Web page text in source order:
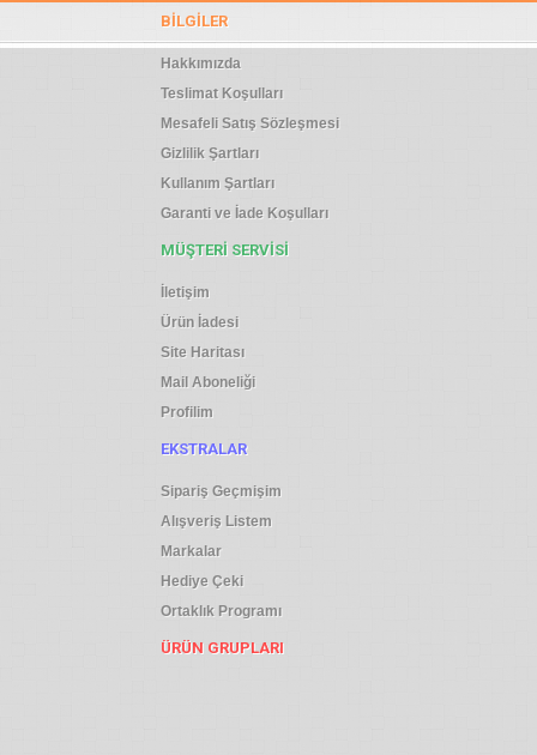
BILGILER
Hakkımızda
Teslimat Koşulları
Mesafeli Satış Sözleşmesi
Gizlilik Şartları
Kullanım Şartları
Garanti ve İade Koşulları
MÜŞTERI SERVISI
İletişim
Ürün İadesi
Site Haritası
Mail Aboneliği
Profilim
EKSTRALAR
Sipariş Geçmişim
Alışveriş Listem
Markalar
Hediye Çeki
Ortaklık Programı
ÜRÜN GRUPLARI